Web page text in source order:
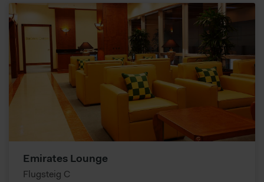
Emirates Lounge
Flugsteig C